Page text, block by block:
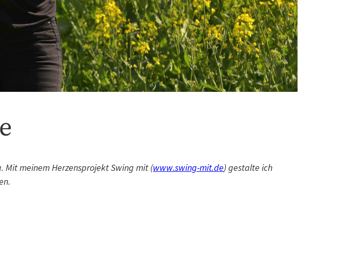
meinem Herzensprojekt Swing mit (www.swing-mit.de) gestalte ich